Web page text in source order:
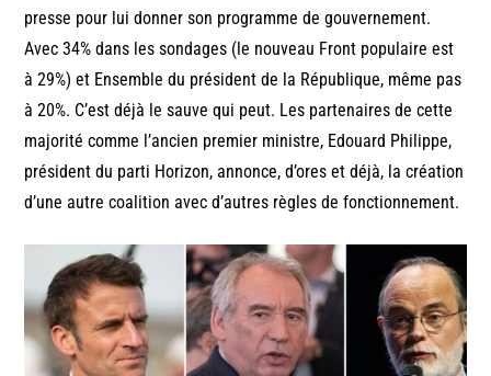
presse pour lui donner son programme de gouvernement.
Avec 34% dans les sondages (le nouveau Front populaire est
à 29%) et Ensemble du président de la République, même pas
à 20%. C’est déjà le sauve qui peut. Les partenaires de cette
majorité comme l’ancien premier ministre, Edouard Philippe,
président du parti Horizon, annonce, d’ores et déjà, la création
d’une autre coalition avec d’autres règles de fonctionnement.